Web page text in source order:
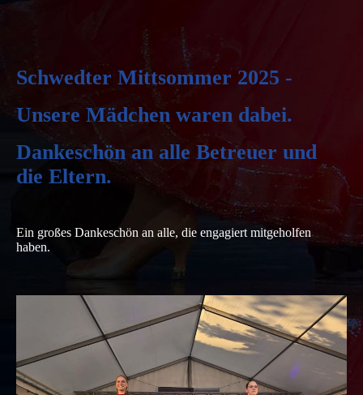
Schwedter Mittsommer 2025 -
Unsere Mädchen waren dabei.
Dankeschön an alle Betreuer und
die Eltern.
Ein großes Dankeschön an alle, die engagiert mitgeholfen
haben.